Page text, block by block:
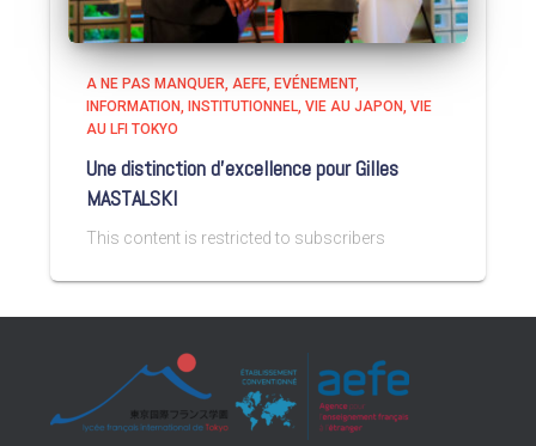
A NE PAS MANQUER AEFE EVÉNEMENT
INFORMATION
INSTITUTIONNEL VIE AU JAPON VIE
AU LFI TOKYO
Une distinction d’excellence pour Gilles
MASTALSKI
This content is restricted to subscribers